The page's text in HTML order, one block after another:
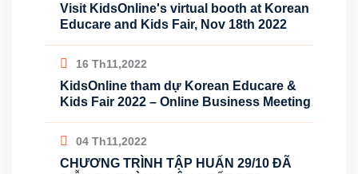
Visit KidsOnline's virtual booth at Korean
Educare and Kids Fair, Nov 18th 2022
16 Th11,2022
KidsOnline tham dự Korean Educare &
Kids Fair 2022 – Online Business Meeting
04 Th11,2022
CHƯƠNG TRÌNH TẬP HUẤN 29/10 ĐÃ